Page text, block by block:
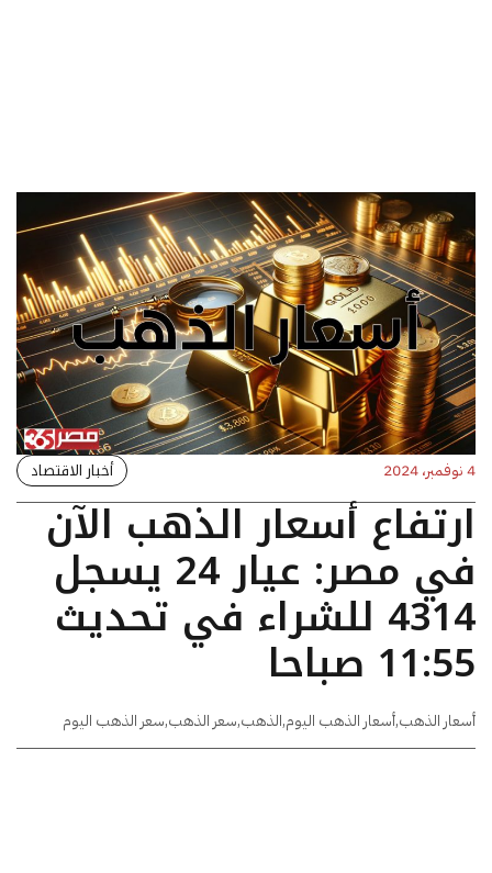
4 نوفمبر، 2024 أخبار الاقتصاد
ارتفاع أسعار الذهب الآن
في مصر: عيار 24 يسجل
4314 للشراء في تحديث
11:55 صباحا
أسعار الذهب,أسعار الذهب اليوم,الذهب,سعر الذهب,سعر الذهب اليوم